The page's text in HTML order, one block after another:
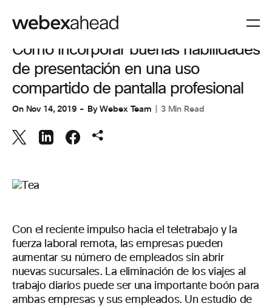
VIDEOCONFERENCIAS
Cómo incorporar buenas habilidades
de presentación en una uso
compartido de pantalla profesional
On Nov 14, 2019 ByWebex Team 3 Min Read
Con el reciente impulso hacia el teletrabajo y la
fuerza laboral remota, las empresas pueden
aumentar su número de empleados sin abrir
nuevas sucursales. La eliminación de los viajes al
trabajo diarios puede ser una importante boón para
ambas empresas y sus empleados. Un estudio de